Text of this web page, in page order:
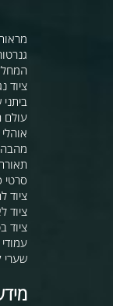
ציוד
ביתני
עולם
סרטי
ציוד
ציוד
ציוד
שערי